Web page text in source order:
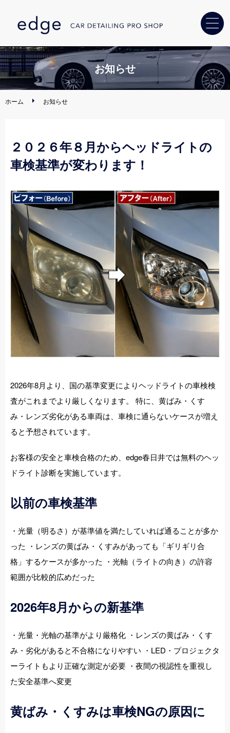
ホーム
カーコーティング
車内クリーニング・消臭
ディーラー・ 中古車販売店様へ
店舗紹介
お問い合わせ
お知らせ
ホーム お知らせ
２０２６年８月からヘッドライトの
車検基準が変わります！
2026年8月より、国の基準変更によりヘッドライトの車検検
査がこれまでより厳しくなります。 特に、黄ばみ・くす
み・レンズ劣化がある車両は、車検に通らないケースが増え
ると予想されています。
お客様の安全と車検合格のため、edge春日井では無料のヘッ
ドライト診断を実施しています。
以前の車検基準
・光量（明るさ）が基準値を満たしていれば通ることが多か
った ・レンズの黄ばみ・くすみがあっても「ギリギリ合
格」するケースが多かった ・光軸（ライトの向き）の許容
範囲が比較的広めだった
2026年8月からの新基準
・光量・光軸の基準がより厳格化 ・レンズの黄ばみ・くす
み・劣化があると不合格になりやすい ・LED・プロジェクタ
ーライトもより正確な測定が必要 ・夜間の視認性を重視し
た安全基準へ変更
黄ばみ・くすみは車検NGの原因に